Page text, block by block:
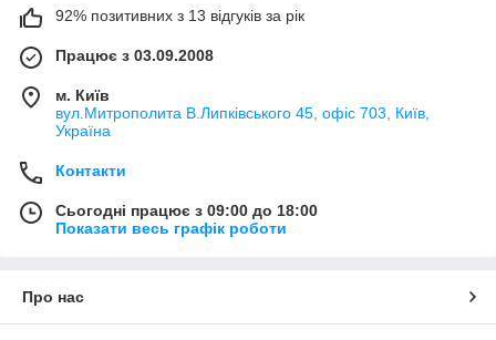
92% позитивних з 13 відгуків за рік
Працює з 03.09.2008
м. Київ
вул.Митрополита В.Липківського 45, офіс 703, Київ,
Україна
Контакти
Сьогодні працює з 09:00 до 18:00
Показати весь графік роботи
Про нас